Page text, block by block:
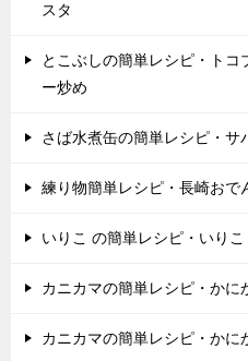
スタ
とこぶしの簡単レシピ・トコ
ー炒め
さば水煮缶の簡単レシピ・サ
練り物簡単レシピ・長崎おで
いりこ の簡単レシピ・いり
カニカマの簡単レシピ・かに
カニカマの簡単レシピ・かに